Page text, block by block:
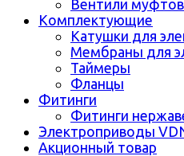
Вентили
Комплектующие
Катушки для
Мембраны для
Таймеры
Фланцы
Фитинги
Фитинги
Электроприводы
Акционный товар